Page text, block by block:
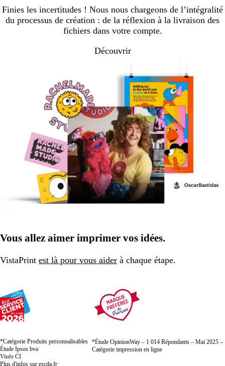
Finies les incertitudes ! Nous nous chargeons de l’intégralité
du processus de création : de la réflexion à la livraison des
fichiers dans votre compte.
Découvrir
Vous allez aimer imprimer vos idées.
VistaPrint est là pour vous aider à chaque étape.
*Catégorie Produits personnalisables
Étude Ipsos bva
Viséo CI
Plus d'infos sur escda.fr
*Étude OpinionWay – 1 014 Répondants – Mai 2025 –
Catégorie impression en ligne